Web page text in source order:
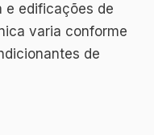
e edificações de
varia conforme
de